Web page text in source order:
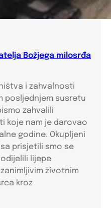
Božjega milosrđa
i zahvalnosti
posljednjem susretu
zahvalili
koje nam je darovao
godine. Okupljeni
prisjetili smo se
lijepe
životnim
kroz